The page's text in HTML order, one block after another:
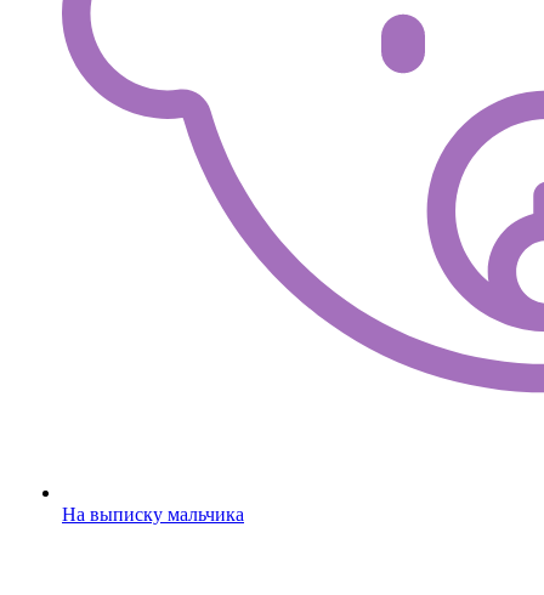
На выписку мальчика